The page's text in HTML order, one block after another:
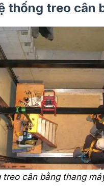
thống treo cân
treo cân bằng thang